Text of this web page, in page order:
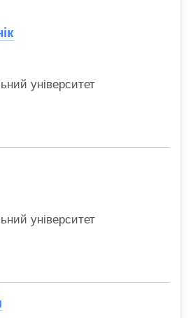
університет
університет